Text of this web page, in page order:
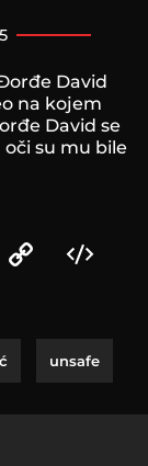
David
na kojem
David se
su mu bile
unsafe